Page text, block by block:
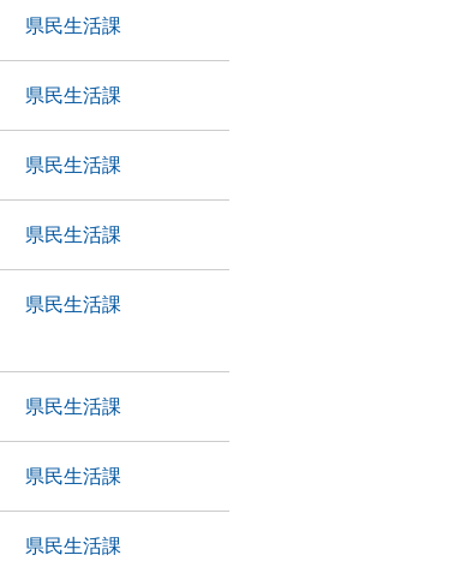
県民生活課
県民生活課
県民生活課
県民生活課
県民生活課
県民生活課
県民生活課
県民生活課